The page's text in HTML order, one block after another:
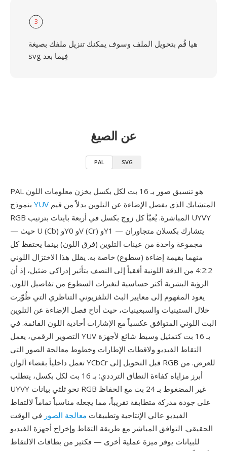
3
هيا قُم بتحويل الملف وسوف يمكنك تنزيل ملفك بصيغة
svg فِيما بعد
عن الصيغ
PAL SVG
PAL هو تنسيق صور بـ 16 بت لكل بكسل يخزن معلومات اللون
YUV
RGB المباشرة. يُعبّأ كل زوج بكسل في أربعة بايتات بترتيب UYVY
— حيث U (Cb) وY0 وV (Cr) وY1 — يتشارك بكسلان متجاوران
مجموعة واحدة من عينات التلوين (فرق اللون) بينما يحتفظ كل
منهما بقيمة إضاءة (سطوع) خاصة به. يقلل هذا الاختزال اللوني
4:2:2 من الدقة اللونية أفقياً إلى النصف بتأثير إدراكي ضئيل، إذ أن
الرؤية البشرية أكثر حساسية لتغيرات السطوع من تفاصيل اللون.
يعود المفهوم إلى معايير البث التلفزيوني التناظري التي طُوّرت
خلال الستينيات والسبعينيات، حيث أتاح فصل الإضاءة عن التلوين
البث اللوني المتوافق عكسياً مع الإشارات أحادية اللون القائمة. في
التصوير الرقمي، يعمل YUV بـ 16 بت كتمثيل وسيط شائع لأجهزة
التقاط الفيديو ولاقطات الإطارات وخطوط معالجة الصور التي
تعمل داخلياً بفضاء ألوان YCbCr قبل التحويل إلى RGB للعرض. من
أبرز مزاياه كفاءة النطاق الترددي: بـ 16 بت لكل بكسل، يتطلب
UYVY نحو ثلثي بيانات RGB غير المضغوط بـ 24 بت مع الحفاظ
على جودة مدركة متطابقة تقريباً، مما يجعله مناسباً تماماً لالتقاط
الفيديو عالي الإنتاجية وتطبيقات معالجة الصور في الوقت
الحقيقي. التوافق المباشر مع طريقة التقاط وإخراج أجهزة الفيديو
للبيانات يوفر ميزة عملية أخرى — فكثير من بطاقات الالتقاط